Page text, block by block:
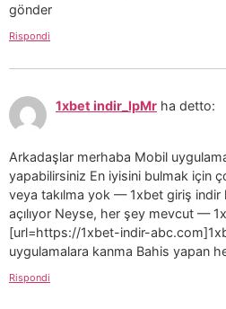
gönder
Rispondi
1xbet indir_lpMr ha detto:
Arkadaşlar merhaba Mobil
yapabilirsiniz En iyisini bulmak için
veya takılma yok — 1xbet giriş indir
açılıyor Neyse, her şey mevcut —
[url=https://1xbet-indir-
uygulamalara kanma Bahis yapan
Rispondi